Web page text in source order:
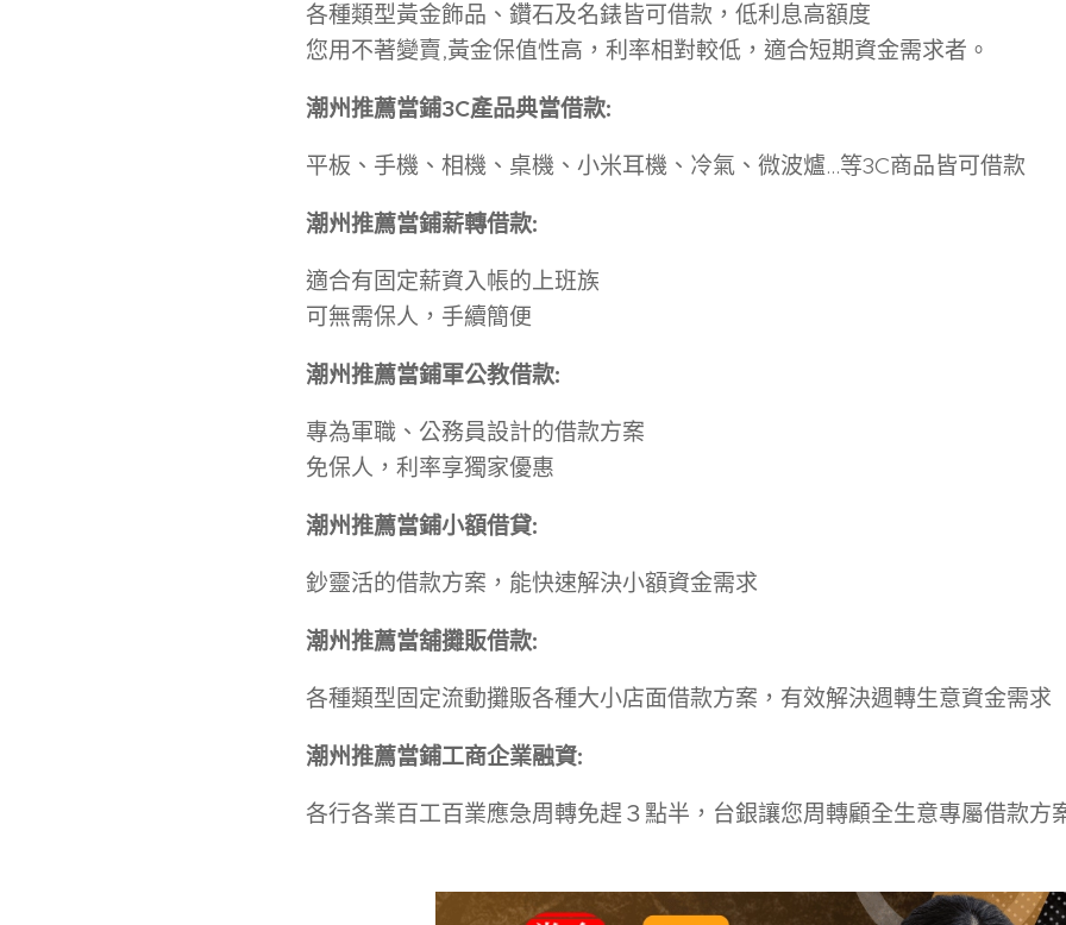
各種類型黃金飾品、鑽石及名錶皆可借款，低利息高額度
您用不著變賣,黃金保值性高，利率相對較低，適合短期資金需求者。
潮州推薦當鋪3C產品典當借款:
平板、手機、相機、桌機、小米耳機、冷氣、微波爐...等3C商品皆可借款
潮州推薦當鋪薪轉借款:
適合有固定薪資入帳的上班族
可無需保人，手續簡便
潮州推薦當鋪軍公教借款:
專為軍職、公務員設計的借款方案
免保人，利率享獨家優惠
潮州推薦當鋪小額借貸:
鈔靈活的借款方案，能快速解決小額資金需求
潮州推薦當舖攤販借款:
各種類型固定流動攤販各種大小店面借款方案，有效解決週轉生意資金需求
潮州推薦當鋪工商企業融資:
各行各業百工百業應急周轉免趕３點半，台銀讓您周轉顧全生意專屬借款方